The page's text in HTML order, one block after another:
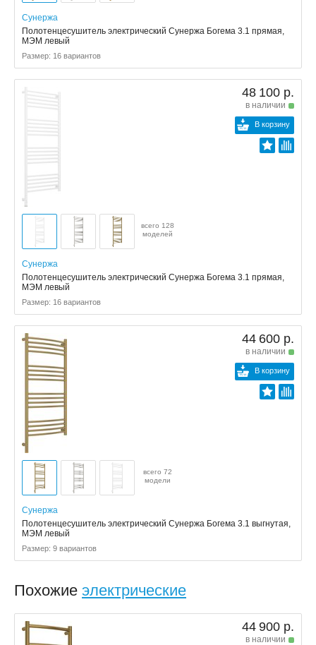
Сунержа
Полотенцесушитель электрический Сунержа Богема 3.1 прямая,
МЭМ левый
Размер: 16 вариантов
48 100 р.
в наличии
В корзину
всего 128
моделей
Сунержа
Полотенцесушитель электрический Сунержа Богема 3.1 прямая,
МЭМ левый
Размер: 16 вариантов
44 600 р.
в наличии
В корзину
всего 72
модели
Сунержа
Полотенцесушитель электрический Сунержа Богема 3.1 выгнутая,
МЭМ левый
Размер: 9 вариантов
Похожие электрические
44 900 р.
в наличии